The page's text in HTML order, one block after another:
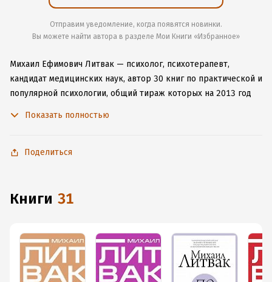
Отправим уведомление, когда появятся новинки.
Вы можете найти автора в разделе Мои Книги «Избранное»
Михаил Ефимович Литвак — психолог, психотерапевт,
кандидат медицинских наук, автор 30 книг по практической и
популярной психологии, общий тираж которых на 2013 год
Показать полностью
Поделиться
книги 31